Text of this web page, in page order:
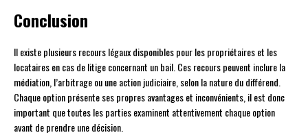
Conclusion
Il existe plusieurs recours légaux disponibles pour les propriétaires et les
locataires en cas de litige concernant un bail. Ces recours peuvent inclure la
médiation, l’arbitrage ou une action judiciaire, selon la nature du différend.
Chaque option présente ses propres avantages et inconvénients, il est donc
important que toutes les parties examinent attentivement chaque option
avant de prendre une décision.